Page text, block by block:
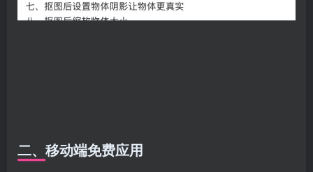
二、移动端免费应用